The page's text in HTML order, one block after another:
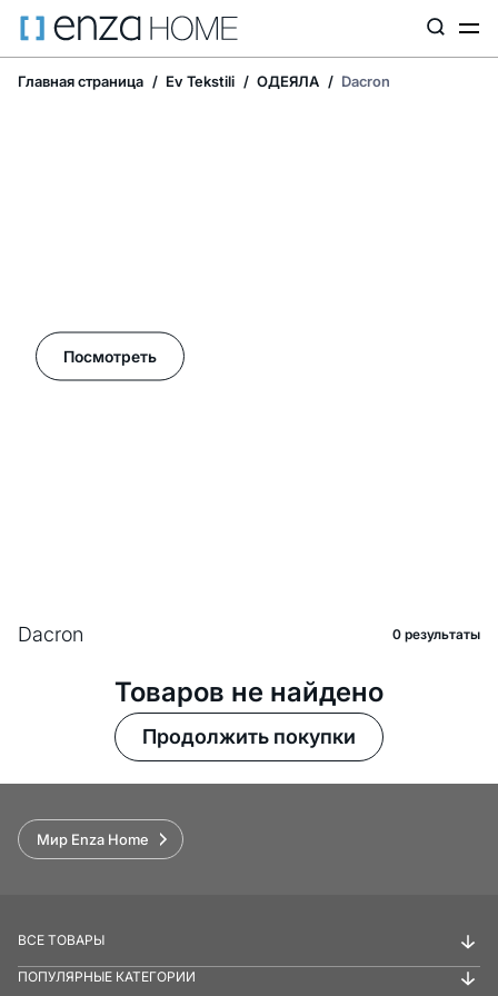
Главная страница Ev Tekstili ОДЕЯЛА Dacron
Посмотреть
Dacron 0 pезультаты
Товаров не найдено
Продолжить покупки
Мир Enza Home
ВСЕ ТОВАРЫ
ПОПУЛЯРНЫЕ КАТЕГОРИИ